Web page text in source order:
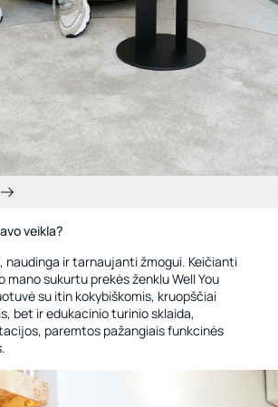
veikla?
naudinga ir tarnaujanti žmogui. Keičianti
mano sukurtu prekės ženklu Well You
su itin kokybiškomis, kruopščiai
bet ir edukacinio turinio sklaida,
paremtos pažangiais funkcinės